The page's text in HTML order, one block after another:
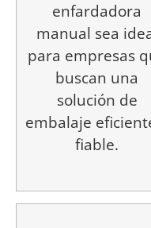
enfardadora
manual sea
para empresas
buscan una
solución de
embalaje
fiable.